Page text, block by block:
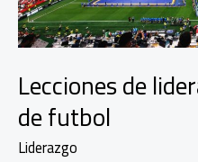
Lecciones de
de futbol
Liderazgo